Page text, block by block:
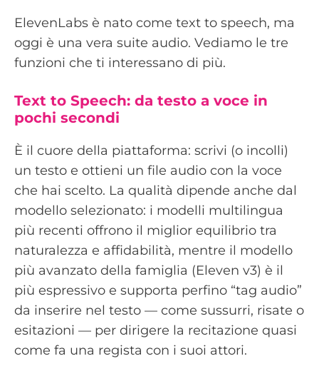
ElevenLabs è nato come text to speech, ma
oggi è una vera suite audio. Vediamo le tre
funzioni che ti interessano di più.
Text to Speech: da testo a voce in
pochi secondi
È il cuore della piattaforma: scrivi (o incolli)
un testo e ottieni un file audio con la voce
che hai scelto. La qualità dipende anche dal
modello selezionato: i modelli multilingua
più recenti offrono il miglior equilibrio tra
naturalezza e affidabilità, mentre il modello
più avanzato della famiglia (Eleven v3) è il
più espressivo e supporta perfino “tag audio”
da inserire nel testo — come sussurri, risate o
esitazioni — per dirigere la recitazione quasi
come fa una regista con i suoi attori.